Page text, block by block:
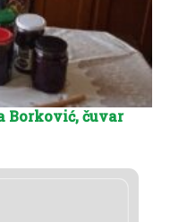
Borković, čuvar